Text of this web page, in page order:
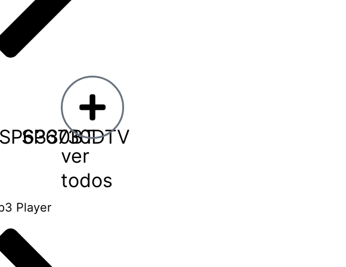
SP6730DTV
ver
todos
Player